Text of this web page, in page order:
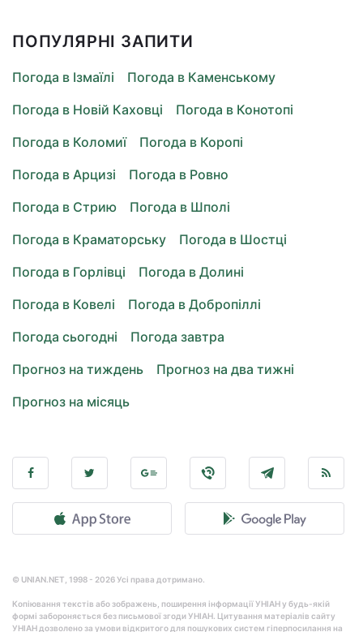
ПОПУЛЯРНІ ЗАПИТИ
Погода в Ізмаїлі
Погода в Каменському
Погода в Новій Каховці
Погода в Конотопі
Погода в Коломиї
Погода в Коропі
Погода в Арцизі
Погода в Ровно
Погода в Стрию
Погода в Шполі
Погода в Краматорську
Погода в Шостці
Погода в Горлівці
Погода в Долині
Погода в Ковелі
Погода в Добропіллі
Погода сьогодні
Погода завтра
Прогноз на тиждень
Прогноз на два тижні
Прогноз на місяць
© UNIAN.NET, 1998 - 2026 Усі права дотримано.
Копіювання текстів або зображень, поширення інформації УНІАН у будь-якій
формі забороняється без письмової згоди УНІАН. Цитування матеріалів сайту
УНІАН дозволено за умови відкритого для пошукових систем гіперпосилання на